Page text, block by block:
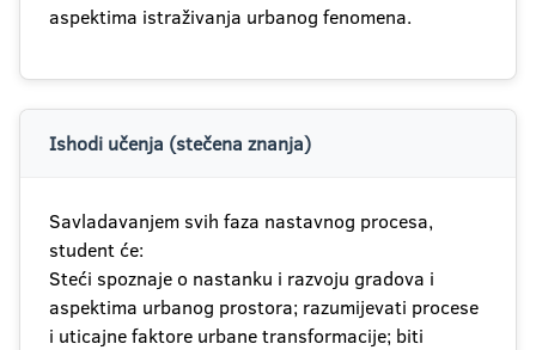
aspektima istraživanja urbanog fenomena.
Ishodi učenja (stečena znanja)
Savladavanjem svih faza nastavnog procesa,
student će:
Steći spoznaje o nastanku i razvoju gradova i
aspektima urbanog prostora; razumijevati procese
i uticajne faktore urbane transformacije; biti